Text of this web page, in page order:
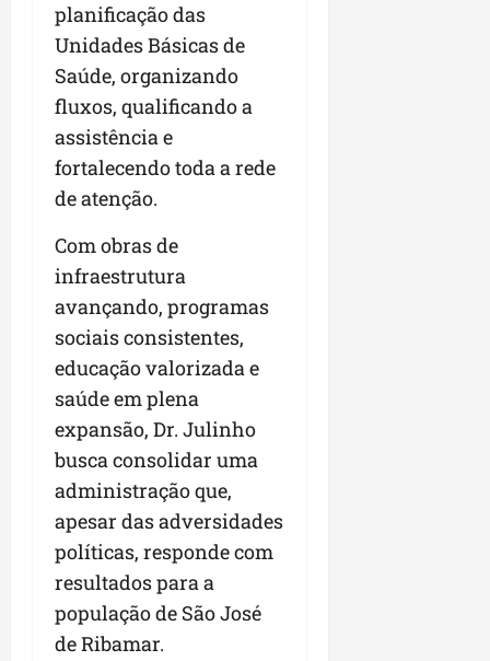
planificação das
Unidades Básicas de
Saúde, organizando
fluxos, qualificando a
assistência e
fortalecendo toda a rede
de atenção.
Com obras de
infraestrutura
avançando, programas
sociais consistentes,
educação valorizada e
saúde em plena
expansão, Dr. Julinho
busca consolidar uma
administração que,
apesar das adversidades
políticas, responde com
resultados para a
população de São José
de Ribamar.